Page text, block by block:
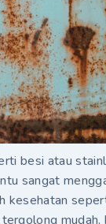
besi atau
sangat
kesehatan
mudah,